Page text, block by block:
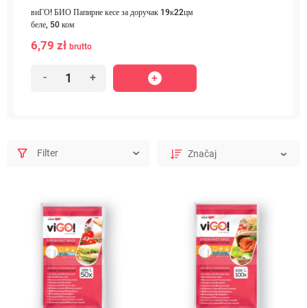
виГО! БИО Папирне кесе за доручак 19к22цм
беле, 50 ком
6,79 zł brutto
- +
Filter